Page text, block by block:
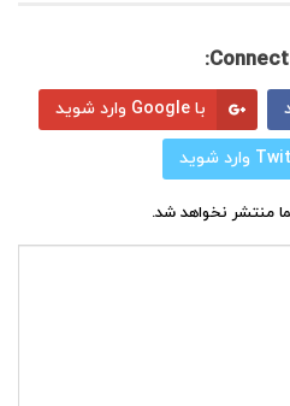
با Google وارد شوید
منتشر نخواهد شد.